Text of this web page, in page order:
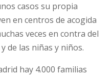
casos su propia
en centros de acogida
veces en contra del
de las niñas y niños.
hay 4.000 familias